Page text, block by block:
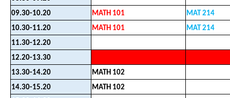
09.30-10.20
MATH 101
MAT 214
10.30-11.20
MATH 101
MAT 214
11.30-12.20
12.20-13.30
13.30-14.20
MATH 102
14.30-15.20
MATH 102